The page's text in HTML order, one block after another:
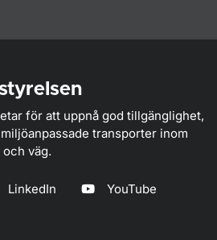
för att uppnå god tillgänglighet,
transporter inom
väg.
LinkedIn YouTube